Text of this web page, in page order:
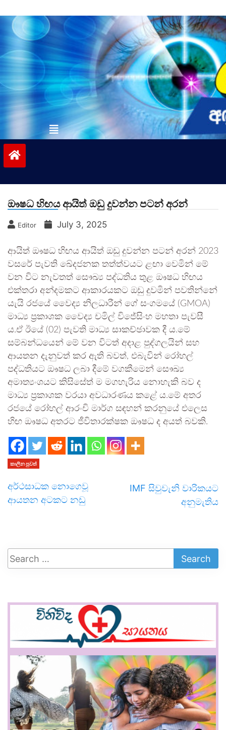
to
contentvinivida.lk
ඖෂධ හිඟය ආයිත් ඔඩු දුවන්න පටන් අරන්
Editor July 3, 2025
ආයිත් ඖෂධ හිඟය ආයිත් ඔඩු දුවන්න පටන් අරන් 2023
වසරේ පැවති ඛේදජනක තත්ත්වයට ළඟා වෙමින් මේ
වන විට නැවතත් සෞඛ්‍ය පද්ධතිය තුළ ඖෂධ හිඟය
එක්තරා අන්දමකට ආකාරයකට ඔඩු දුවමින් පවතින්නේ
යැයි රජයේ වෛද්‍ය නිලධාරීන් ගේ සංගමයේ (GMOA)
මාධ්‍ය ප්‍රකාශක වෛද්‍ය චමිල් විජේසිංහ මහතා පැවසී
ය.ඒ ඊයේ (02) පැවති මාධ්‍ය සාකච්ඡාවක දී ය.මේ
සම්බන්ධයෙන් මේ වන විටත් අදාළ පුද්ගලයින් සහ
ආයතන දැනුවත් කර ඇති බවත්, එබැවින් රෝහල්
පද්ධතියට ඖෂධ ලබා දීමේ වගකීමෙන් සෞඛ්‍ය
අමාත්‍යංශයට කිසිසේත් ම මගහැරිය නොහැකි බව ද
මාධ්‍ය ප්‍රකාශක වරයා අවධාරණය කළේ ය.මේ අතර
රජයේ රෝහල් ආරංචි මාර්ග සඳහන් කරනුයේ එලෙස
හිඟ ඖෂධ අතරට ජීවිතාරක්ෂක ඖෂධ ද අයත් බවකි.
කාලීන පුවත්
අර්ථසාධක නොගෙවූ
ආයතන අටකට නඩු
IMF සිවුවැනි වාරි­ක­යට
අනු­මැ­තිය